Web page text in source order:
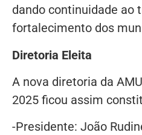
dando continuidade ao
fortalecimento dos
Diretoria Eleita
A nova diretoria da
2025 ficou assim
-Presidente: João